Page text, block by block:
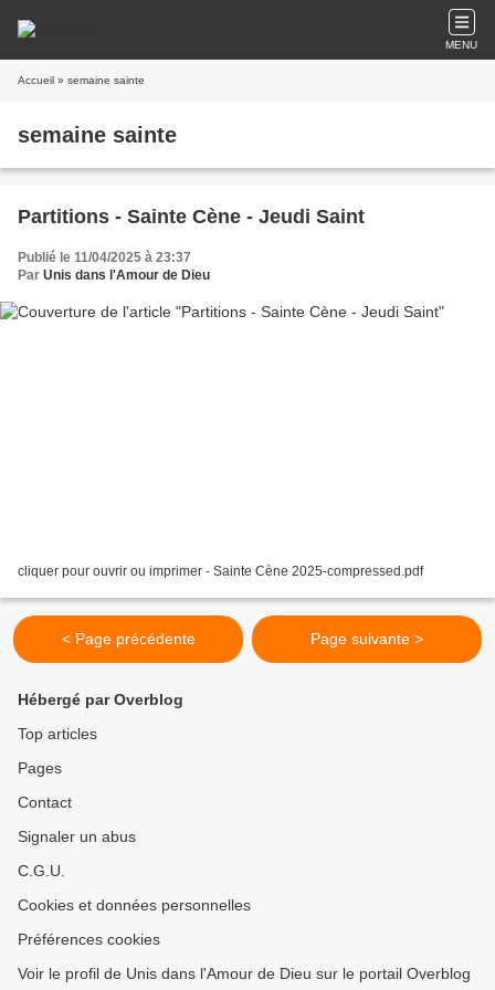
MENU
Accueil » semaine sainte
semaine sainte
Partitions - Sainte Cène - Jeudi Saint
Publié le 11/04/2025 à 23:37
Par Unis dans l'Amour de Dieu
cliquer pour ouvrir ou imprimer - Sainte Cène 2025-compressed.pdf
< Page précédente Page suivante >
Hébergé par Overblog
Top articles
Pages
Contact
Signaler un abus
C.G.U.
Cookies et données personnelles
Préférences cookies
Voir le profil de Unis dans l'Amour de Dieu sur le portail Overblog